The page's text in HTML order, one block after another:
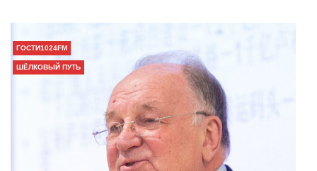
ГОСТИ1024FM
ШЁЛКОВЫЙ ПУТЬ